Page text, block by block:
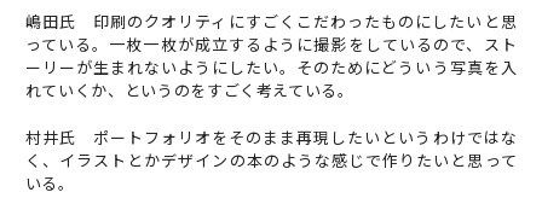
嶋田氏 印刷のクオリティにすごくこだわったものにしたいと思
っている。一枚一枚が成立するように撮影をしているので、スト
ーリーが生まれないようにしたい。そのためにどういう写真を入
れていくか、というのをすごく考えている。
村井氏 ポートフォリオをそのまま再現したいというわけではな
く、イラストとかデザインの本のような感じで作りたいと思って
いる。